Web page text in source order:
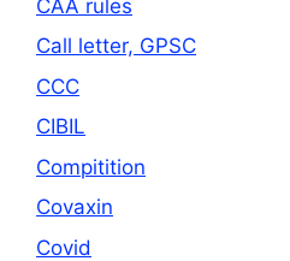
CAA rules
Call letter, GPSC
CCC
CIBIL
Compitition
Covaxin
Covid